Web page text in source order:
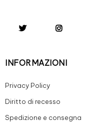
INFORMAZIONI
Privacy Policy
Diritto di recesso
Spedizione e consegna